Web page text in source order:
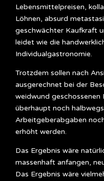
Lebensmittelpreisen,
Löhnen, absurd
geschwächter Kaufkraft
leidet wie die
Individualgastronomie.
Trotzdem sollen nach
ausgerechnet bei der
weidwund
überhaupt noch
Arbeitgeberabgaben
erhöht werden.
Das Ergebnis wäre
massenhaft anfangen,
Das Ergebnis wäre